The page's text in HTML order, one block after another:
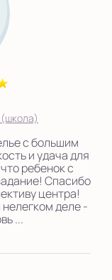
(школа)
с большим
и удача для
ребенок с
Спасибо
центра!
деле -
...